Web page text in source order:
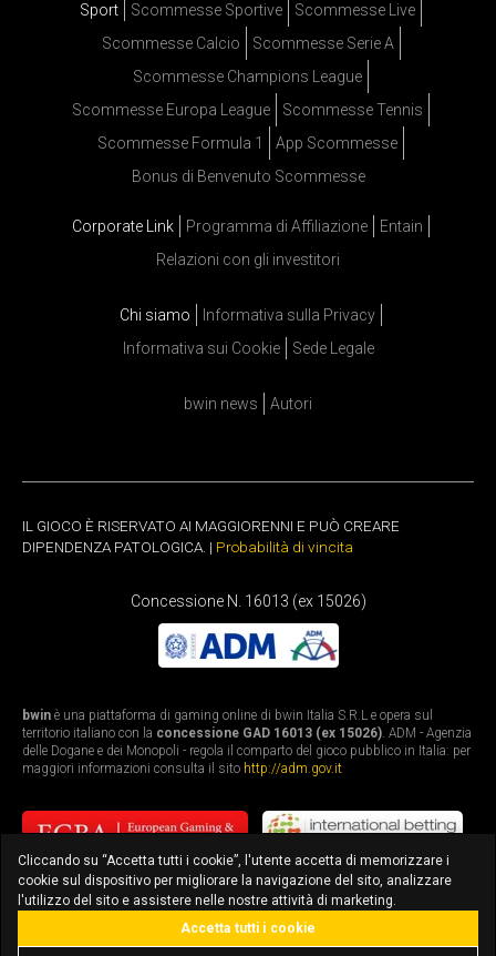
Sport Scommesse Sportive
Scommesse Live
Scommesse Calcio
Scommesse Serie A
Scommesse Champions League
Scommesse Europa League
Scommesse Tennis
Scommesse Formula 1
App Scommesse
Bonus di Benvenuto Scommesse
Corporate Link Programma di Affiliazione
Entain
Relazioni con gli investitori
Chi siamo
Informativa sulla Privacy
Informativa sui Cookie
Sede Legale
bwin news Autori
IL GIOCO È RISERVATO AI MAGGIORENNI E PUÒ CREARE
DIPENDENZA PATOLOGICA. | Probabilità di vincita
Concessione N. 16013 (ex 15026)
bwin è una piattaforma di gaming online di bwin Italia S.R.L e opera sul
territorio italiano con la concessione GAD 16013 (ex 15026). ADM - Agenzia
delle Dogane e dei Monopoli - regola il comparto del gioco pubblico in Italia: per
maggiori informazioni consulta il sito http://adm.gov.it
bonus fino a 3.010€ scarica l'app
Cliccando su “Accetta tutti i cookie”, l'utente accetta di memorizzare i
cookie sul dispositivo per migliorare la navigazione del sito, analizzare
l'utilizzo del sito e assistere nelle nostre attività di marketing.
Accetta tutti i cookie